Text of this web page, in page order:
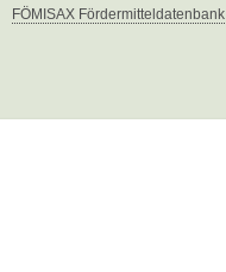
FÖMISAX Fördermitteldatenbank